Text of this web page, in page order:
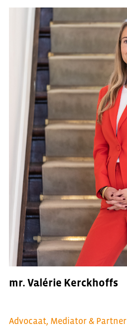
mr. Valérie Kerckhoffs
Advocaat, Mediator & Partner